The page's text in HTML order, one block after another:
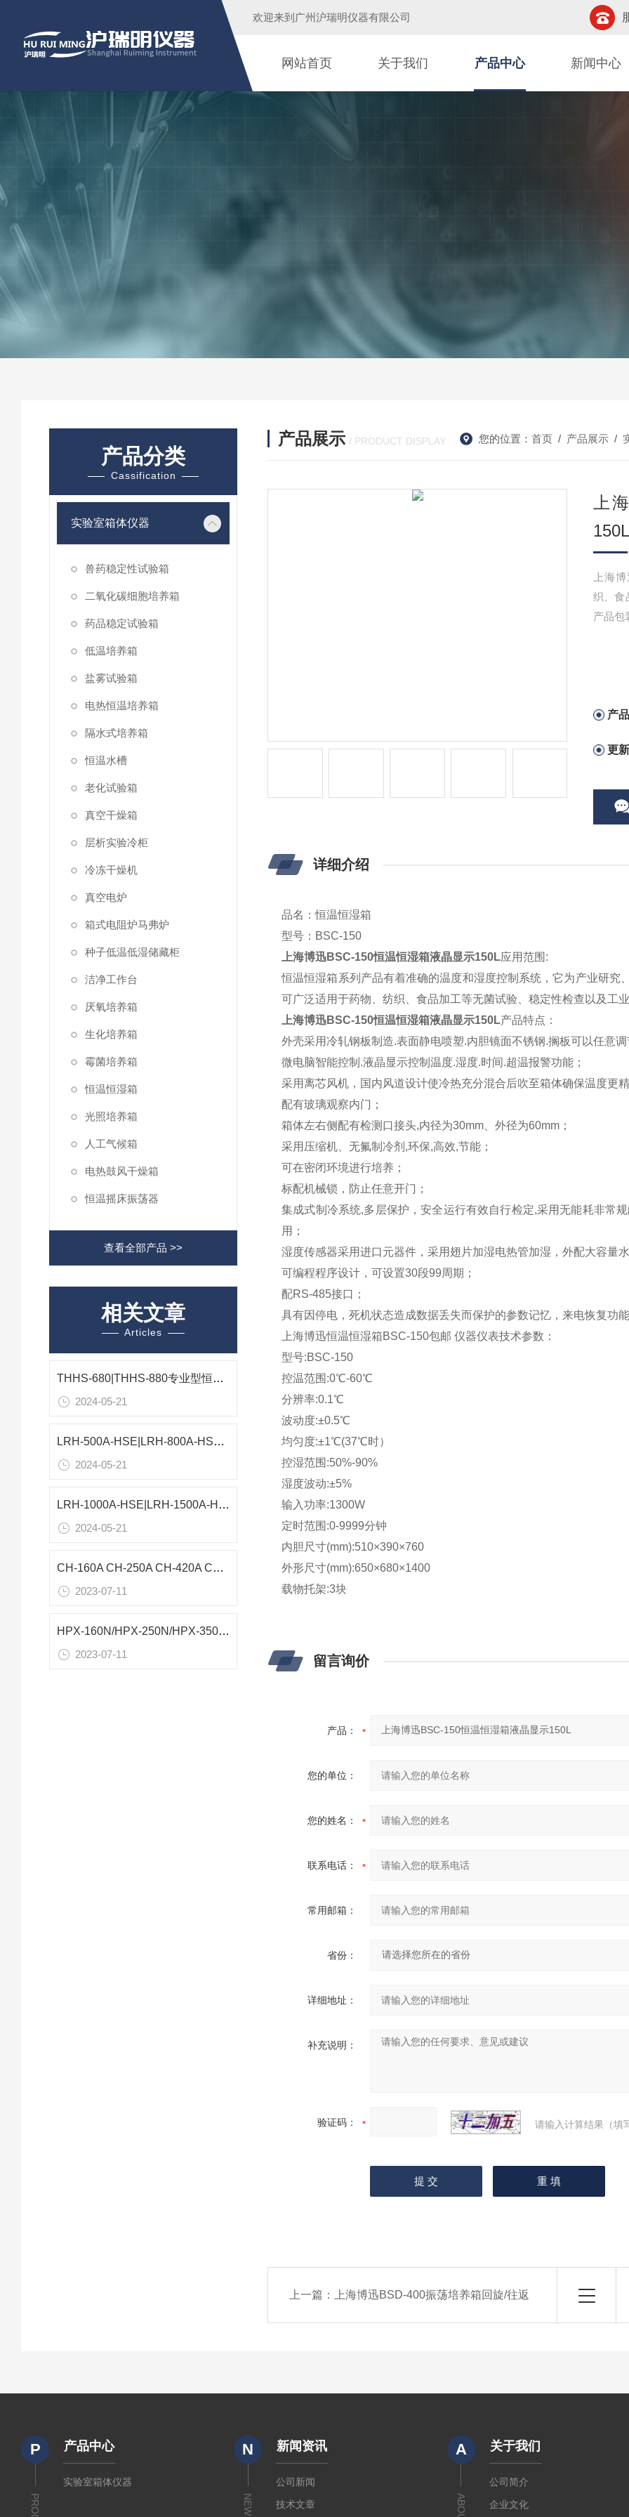
欢迎来到广州沪瑞明仪器有限公司
网站首页 关于我们 产品中心 新闻中心
产品分类
Cassification
实验室箱体仪器
兽药稳定性试验箱
二氧化碳细胞培养箱
药品稳定试验箱
低温培养箱
盐雾试验箱
电热恒温培养箱
隔水式培养箱
恒温水槽
老化试验箱
真空干燥箱
层析实验冷柜
冷冻干燥机
真空电炉
箱式电阻炉马弗炉
种子低温低湿储藏柜
洁净工作台
厌氧培养箱
生化培养箱
霉菌培养箱
恒温恒湿箱
光照培养箱
人工气候箱
电热鼓风干燥箱
恒温摇床振荡器
查看全部产品 >>
相关文章
Articles
THHS-680|THHS-880专业型恒温恒湿箱参数报价
2024-05-21
LRH-500A-HSE|LRH-800A-HSE精密型恒温恒湿箱配置
2024-05-21
LRH-1000A-HSE|LRH-1500A-HSE精密型恒温恒湿箱
2024-05-21
CH-160A CH-250A CH-420A CH-810A CH-1050A恒温恒湿箱技术参数
2023-07-11
HPX-160N/HPX-250N/HPX-350N/HPX-510N恒温恒湿箱技术参数
2023-07-11
产品展示 / PRODUCT DISPLAY 您的位置： 首页/ 产品展示/
上
150L
上海
织、食
产品包
产
更
详细介绍
品名：恒温恒湿箱
型号：BSC-150
上海博迅BSC-150恒温恒湿箱液晶显示150L应用范围:
恒温恒湿箱系列产品有着准确的温度和湿度控制系统，它为产业研究
可广泛适用于药物、纺织、食品加工等无菌试验、稳定性检查以及工
上海博迅BSC-150恒温恒湿箱液晶显示150L产品特点：
外壳采用冷轧钢板制造.表面静电喷塑.内胆镜面不锈钢.搁板可以任意
微电脑智能控制.液晶显示控制温度.湿度.时间.超温报警功能；
采用离芯风机，国内风道设计使冷热充分混合后吹至箱体确保温度更
配有玻璃观察内门；
箱体左右侧配有检测口接头,内径为30mm、外径为60mm；
采用压缩机、无氟制冷剂,环保,高效,节能；
可在密闭环境进行培养；
标配机械锁，防止任意开门；
集成式制冷系统,多层保护，安全运行有效自行检定,采用无能耗非常
用；
湿度传感器采用进口元器件，采用翅片加湿电热管加湿，外配大容量
可编程程序设计，可设置30段99周期；
配RS-485接口；
具有因停电，死机状态造成数据丢失而保护的参数记忆，来电恢复功
上海博迅恒温恒湿箱BSC-150包邮 仪器仪表技术参数：
型号:BSC-150
控温范围:0℃-60℃
分辨率:0.1℃
波动度:±0.5℃
均匀度:±1℃(37℃时）
控湿范围:50%-90%
湿度波动:±5%
输入功率:1300W
定时范围:0-9999分钟
内胆尺寸(mm):510×390×760
外形尺寸(mm):650×680×1400
载物托架:3块
留言询价
产品：
您的单位：
您的姓名：
联系电话：
常用邮箱：
省份：
详细地址：
补充说明：
验证码： 请输入计算结果（填
上一篇： 上海博迅BSD-400振荡培养箱回旋/往返
P 产品中心
实验室箱体仪器
N
NEWS
新闻资讯
公司新闻
技术文章
A 关于我们
公司简介
企业文化